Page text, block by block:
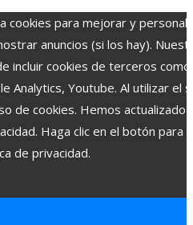
cookies para mejorar y
anuncios (si los hay).
incluir cookies de terceros como
Analytics, Youtube. Al utilizar el
de cookies. Hemos actualizado
Haga clic en el botón para
de privacidad.